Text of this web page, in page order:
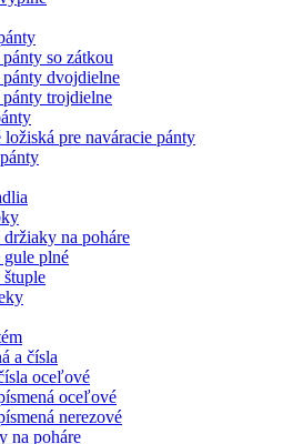
so zátkou
dvojdielne
trojdielne
pre naváracie pánty
držiaky na poháre
gule plné
štuple
a čísla
oceľové
oceľové
nerezové
na poháre